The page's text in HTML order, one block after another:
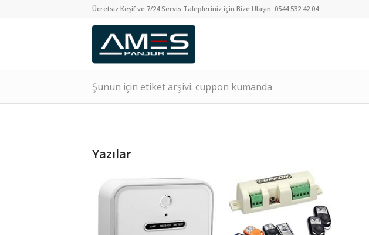
Ücretsiz Keşif ve 7/24 Servis Talepleriniz için Bize Ulaşın: 0544 532 42 04
Şunun için etiket arşivi: cuppon kumanda
Yazılar